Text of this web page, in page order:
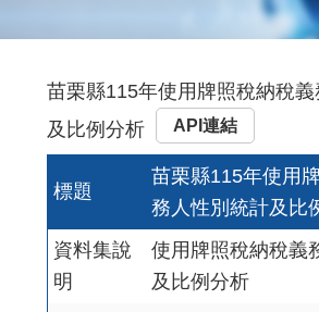
苗栗縣115年使用牌照稅納稅
及比例分析
API連結
標題
苗栗縣115年使用
務人性別統計及比
資料集說
明
使用牌照稅納稅義
及比例分析